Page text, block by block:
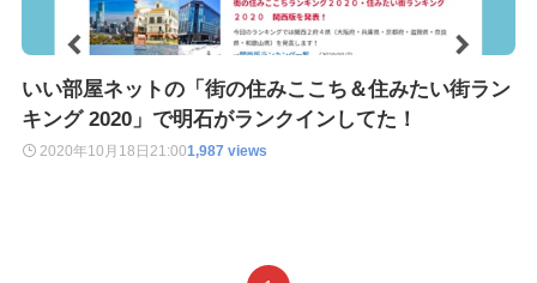
いい部屋ネットの「街の住みここち＆住みたい街ラン
キング 2020」で明石がランクインしてた！
2020年10月18日21:001,987 views